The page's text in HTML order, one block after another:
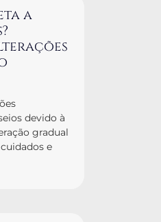
a
devido à
gradual
e